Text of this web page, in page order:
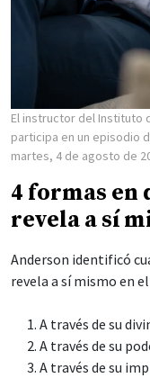
El instructor del Instituto
participa en un episodio
martes, 4 de agosto de
4 formas en
revela a sí
Anderson identificó
revela a sí mismo en
A través de su
A través de su
A través de su